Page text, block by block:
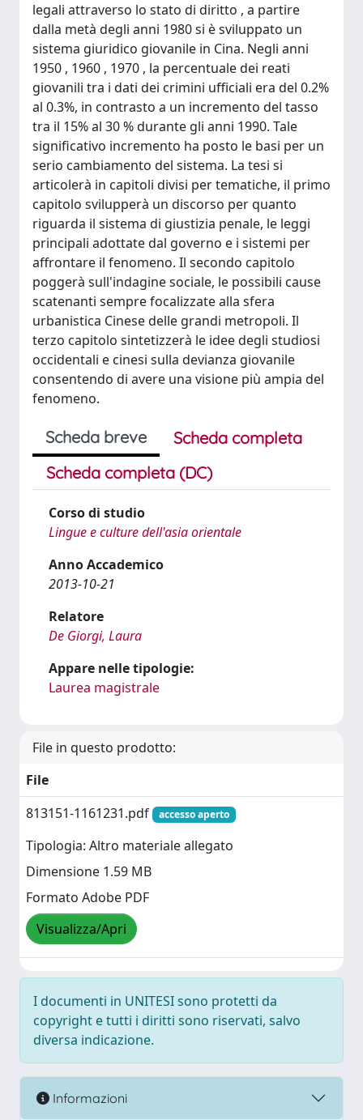
legali attraverso lo stato di diritto , a partire
dalla metà degli anni 1980 si è sviluppato un
sistema giuridico giovanile in Cina. Negli anni
1950 , 1960 , 1970 , la percentuale dei reati
giovanili tra i dati dei crimini ufficiali era del 0.2%
al 0.3%, in contrasto a un incremento del tasso
tra il 15% al 30 % durante gli anni 1990. Tale
significativo incremento ha posto le basi per un
serio cambiamento del sistema. La tesi si
articolerà in capitoli divisi per tematiche, il primo
capitolo svilupperà un discorso per quanto
riguarda il sistema di giustizia penale, le leggi
principali adottate dal governo e i sistemi per
affrontare il fenomeno. Il secondo capitolo
poggerà sull'indagine sociale, le possibili cause
scatenanti sempre focalizzate alla sfera
urbanistica Cinese delle grandi metropoli. Il
terzo capitolo sintetizzerà le idee degli studiosi
occidentali e cinesi sulla devianza giovanile
consentendo di avere una visione più ampia del
fenomeno.
Scheda breve
Scheda completa
Scheda completa (DC)
Corso di studio
Lingue e culture dell'asia orientale
Anno Accademico
2013-10-21
Relatore
De Giorgi, Laura
Appare nelle tipologie:
Laurea magistrale
File in questo prodotto:
File
813151-1161231.pdf
accesso aperto
Tipologia: Altro materiale allegato
Dimensione 1.59 MB
Formato Adobe PDF
Visualizza/Apri
I documenti in UNITESI sono protetti da
copyright e tutti i diritti sono riservati, salvo
diversa indicazione.
Informazioni